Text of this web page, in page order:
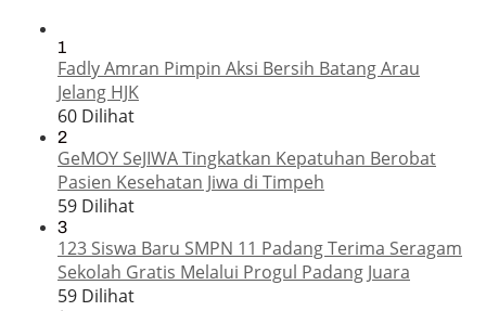
1
Fadly Amran Pimpin Aksi Bersih Batang Arau
Jelang HJK
60 Dilihat
2
GeMOY SeJIWA Tingkatkan Kepatuhan Berobat
Pasien Kesehatan Jiwa di Timpeh
59 Dilihat
3
123 Siswa Baru SMPN 11 Padang Terima Seragam
Sekolah Gratis Melalui Progul Padang Juara
59 Dilihat